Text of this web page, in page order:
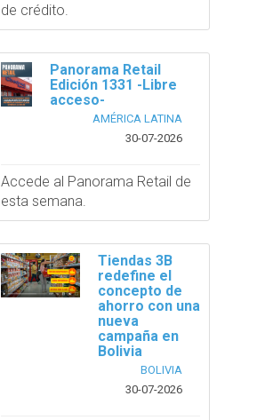
de crédito.
Panorama Retail
Edición 1331 -Libre
acceso-
AMÉRICA LATINA
30-07-2026
Accede al Panorama Retail de
esta semana.
Tiendas 3B
redefine el
concepto de
ahorro con una
nueva
campaña en
Bolivia
BOLIVIA
30-07-2026